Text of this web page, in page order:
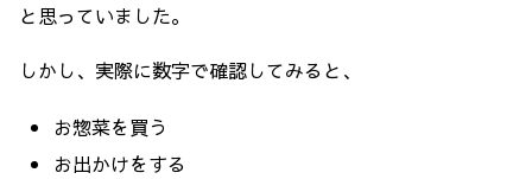
と思っていました。
しかし、実際に数字で確認してみると、
お惣菜を買う
お出かけをする